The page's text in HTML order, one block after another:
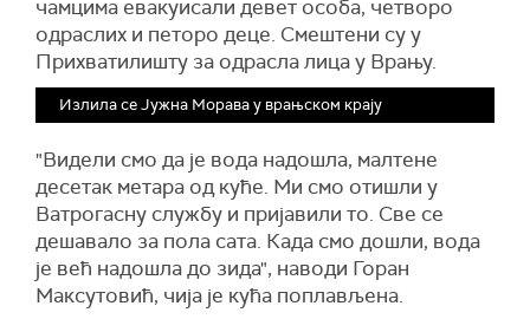
чамцима евакуисали девет особа, четворо
одраслих и петоро деце. Смештени су у
Прихватилишту за одрасла лица у Врању.
Излила се Јужна Морава у врањском крају
"Видели смо да је вода надошла, малтене
десетак метара од куће. Ми смо отишли у
Ватрогасну службу и пријавили то. Све се
дешавало за пола сата. Када смо дошли, вода
је већ надошла до зида", наводи Горан
Максутовић, чија је кућа поплављена.